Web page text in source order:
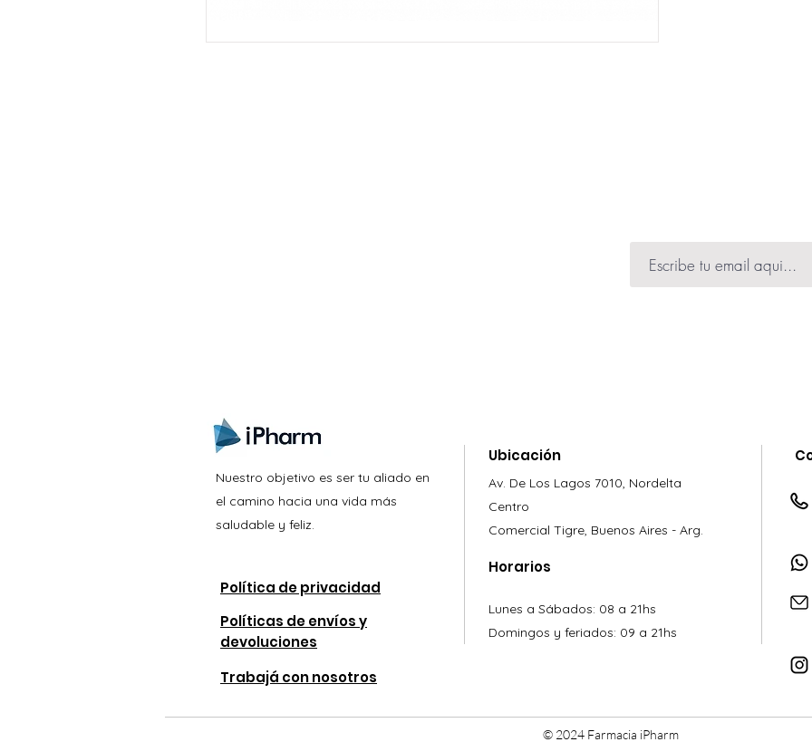
Nuestro objetivo es ser tu aliado en
el camino hacia una vida más
saludable y feliz.
Política de privacidad
Políticas de envíos y
devoluciones
Trabajá con nosotros
Ubicación
Av. De Los Lagos 7010, Nordelta
Centro
Comercial Tigre, Buenos Aires - Arg.
Horarios
Lunes a Sábados: 08 a 21hs
Domingos y feriados: 09 a 21hs
© 2024 Farmacia iPharm